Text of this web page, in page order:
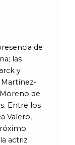
de
las
y
Martínez-
de
Entre los
Valero,
actriz